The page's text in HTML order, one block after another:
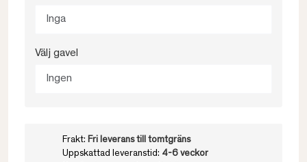
Inga
Välj gavel
Ingen
Frakt: Fri leverans till tomtgräns
Uppskattad leveranstid: 4-6 veckor